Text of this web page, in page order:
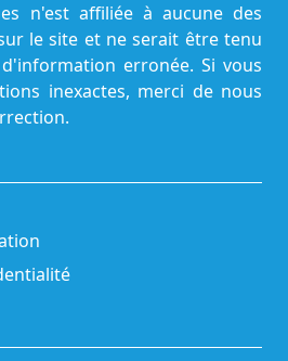
n'est affiliée à aucune des
le site et ne serait être tenu
erronée. Si vous
inexactes, merci de nous